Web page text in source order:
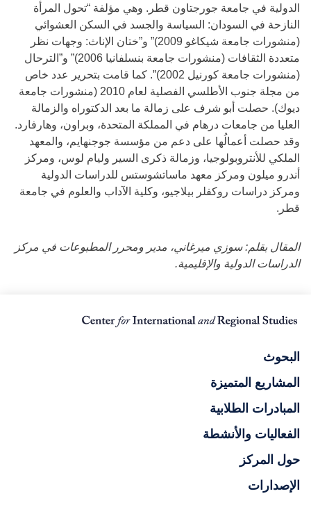
الدولية في جامعة جورجتاون قطر. وهي مؤلفة “تحول المرأة
النازحة في السودان: السياسة والجسد في السكن العشوائي
(منشورات جامعة شيكاغو 2009)” و”ختان الإناث: وجهات نظر
متعددة الثقافات (منشورات جامعة بنسلفانيا 2006)” و”الترحال
(منشورات جامعة كورنيل 2002)”. كما قامت بتحرير عدد خاص
من مجلة جنوب الأطلسي الفصلية لعام 2010 (منشورات جامعة
ديوك). حصلت أبو شرف على زمالة ما بعد الدكتوراه والزمالة
العليا من جامعات درهام في المملكة المتحدة، وبراون، وهارفارد.
وقد حصلت أعمالُها على دعم من مؤسسة جوجنهايم، والمعهد
الملكي للأنتروبولوجيا، وزمالة ذكرى السير وليام لوس، ومركز
أندرو ميلون ومركز معهد ماساتشوستس للدراسات الدولية
ومركز دراسات روكفلر بيلاجيو، وكلية الآداب والعلوم في جامعة
قطر.
المقال بقلم: سوزي ميرغاني، مدير ومحرر المطبوعات في مركز
الدراسات الدولية والإقليمية.
البحوث
المشاريع المتميزة
المبادرات الطلابية
الفعاليات والأنشطة
حول المركز
الإصدارات